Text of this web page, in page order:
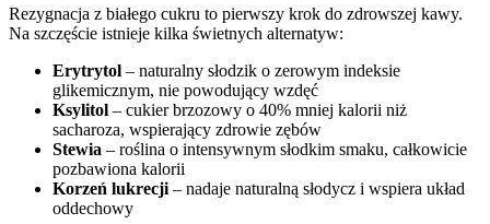
Rezygnacja z białego cukru to pierwszy krok do zdrowszej kawy.
Na szczęście istnieje kilka świetnych alternatyw:
Erytrytol – naturalny słodzik o zerowym indeksie
glikemicznym, nie powodujący wzdęć
Ksylitol – cukier brzozowy o 40% mniej kalorii niż
sacharoza, wspierający zdrowie zębów
Stewia – roślina o intensywnym słodkim smaku, całkowicie
pozbawiona kalorii
Korzeń lukrecji – nadaje naturalną słodycz i wspiera układ
oddechowy